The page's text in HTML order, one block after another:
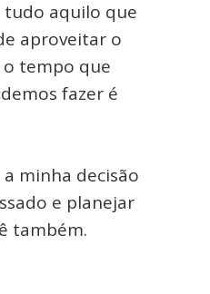
tudo aquilo que
aproveitar o
tempo que
fazer é
minha decisão
e planejar
também.